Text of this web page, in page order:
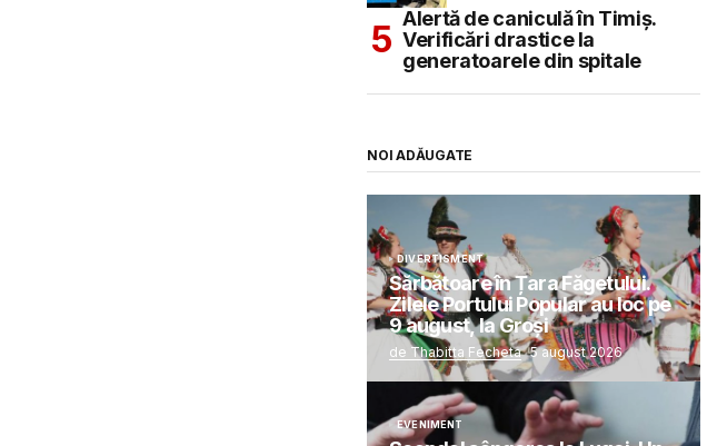
Alertă de caniculă în Timiș.
Verificări drastice la
generatoarele din spitale
NOI ADĂUGATE
DIVERTISMENT
Sărbătoare în Țara Făgetului.
Zilele Portului Popular au loc pe
9 august, la Groși
de Thabitta Fecheta 5 august 2026
EVENIMENT